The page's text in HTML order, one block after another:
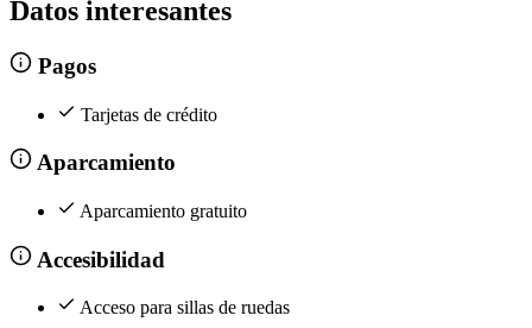
Datos interesantes
Pagos
Tarjetas de crédito
Aparcamiento
Aparcamiento gratuito
Accesibilidad
Acceso para sillas de ruedas